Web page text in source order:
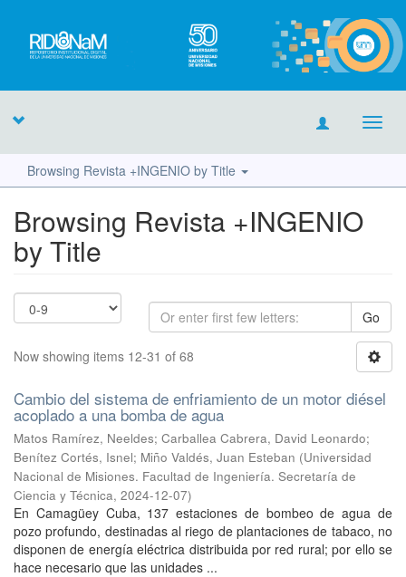
Browsing Revista +INGENIO by Title
Browsing Revista +INGENIO
by Title
Go
Now showing items 12-31 of 68
Cambio del sistema de enfriamiento de un motor diésel
acoplado a una bomba de agua
Matos Ramírez, Neeldes; Carballea Cabrera, David Leonardo;
Benítez Cortés, Isnel; Miño Valdés, Juan Esteban (Universidad
Nacional de Misiones. Facultad de Ingeniería. Secretaría de
Ciencia y Técnica, 2024-12-07)
En Camagüey Cuba, 137 estaciones de bombeo de agua de
pozo profundo, destinadas al riego de plantaciones de tabaco, no
disponen de energía eléctrica distribuida por red rural; por ello se
hace necesario que las unidades ...